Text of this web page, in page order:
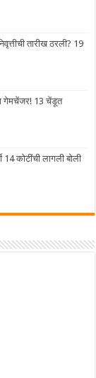
तारीख ठरली? 19
गेमचेंजर! 13 चेंडूत
कोटींची लागली बोली